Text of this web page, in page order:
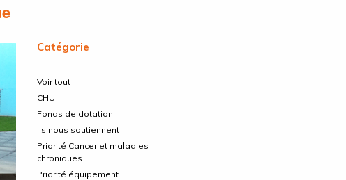
Catégorie
Voir tout
CHU
Fonds de dotation
Ils nous soutiennent
Priorité Cancer et maladies
chroniques
Priorité équipement